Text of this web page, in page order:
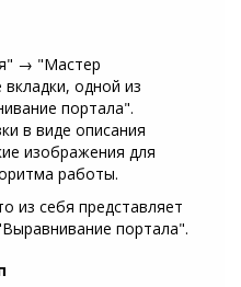
→ "Мастер
одной из
портала".
в виде описания
изображения для
работы.
из себя представляет
портала".